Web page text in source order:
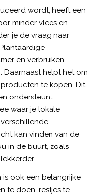
wordt, heeft een
minder vlees en
je de vraag naar
en verbruiken
Daarnaast helpt het om
te kopen. Dit
ondersteunt
waar je lokale
kan vinden van de
in de buurt, zoals
ook een belangrijke
te doen, restjes te